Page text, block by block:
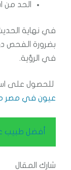
الحد من
في نهاية
بضرورة الفحص
في الرؤية.
للحصول على
عيون في مصر
أفضل طبيب
شارك المقال